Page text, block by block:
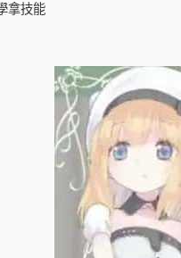
拿技能